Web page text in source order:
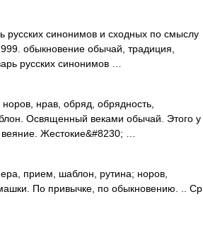
синонимов и сходных по смыслу
обыкновение обычай, традиция,
русских синонимов …
нрав, обряд, обрядность,
Освященный веками обычай. Этого у
Жестокие&#8230; …
прием, шаблон, рутина; норов,
По привычке, по обыкновению. .. Ср